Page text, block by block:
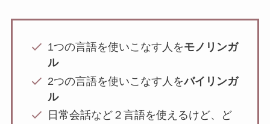
1つの言語を使いこなす人をモノリンガ
ル
2つの言語を使いこなす人をバイリンガ
ル
日常会話など２言語を使えるけど、ど